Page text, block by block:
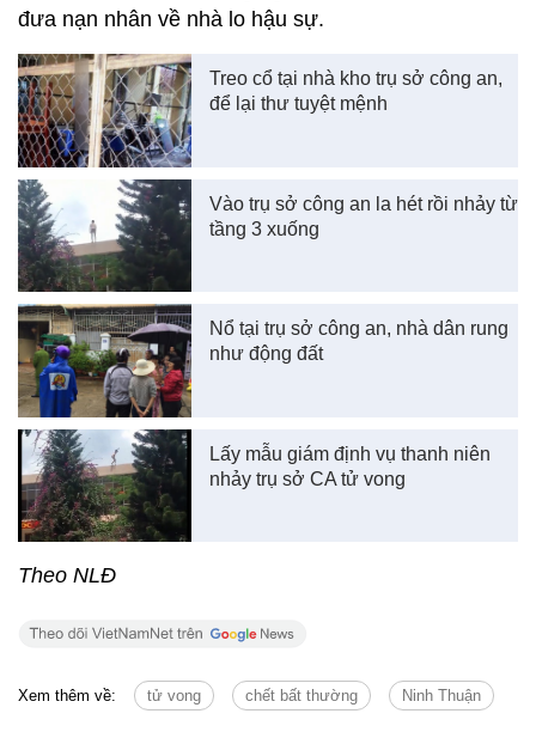
đưa nạn nhân về nhà lo hậu sự.
Treo cổ tại nhà kho trụ sở công an,
để lại thư tuyệt mệnh
Vào trụ sở công an la hét rồi nhảy từ
tầng 3 xuống
Nổ tại trụ sở công an, nhà dân rung
như động đất
Lấy mẫu giám định vụ thanh niên
nhảy trụ sở CA tử vong
Theo NLĐ
Xem thêm về: tử vong chết bất thường Ninh Thuận